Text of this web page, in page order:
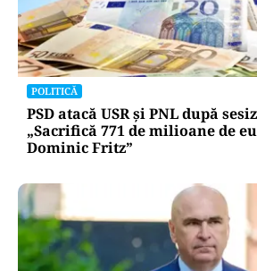
POLITICĂ
PSD atacă USR și PNL după
„Sacrifică 771 de milioane de
Dominic Fritz”